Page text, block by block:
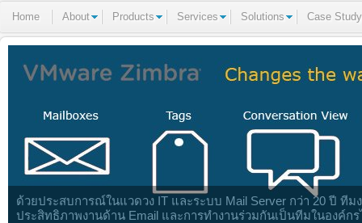
Home About Products Services Solutions Case Study
ด้วยประสบการณ์ในแวดวง IT และระบบ Mail Server กว่า 20 ปี ทีม
ประสิทธิภาพงานด้าน Email และการทำงานร่วมกันเป็นทีมในองค์ก